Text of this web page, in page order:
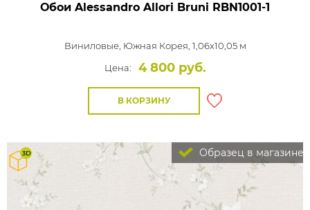
Обои Alessandro Allori Bruni RBN1001-1
Виниловые, Южная Корея, 1,06x10,05 м
Цена:
4 800 руб.
В КОРЗИНУ
Образец в магазине